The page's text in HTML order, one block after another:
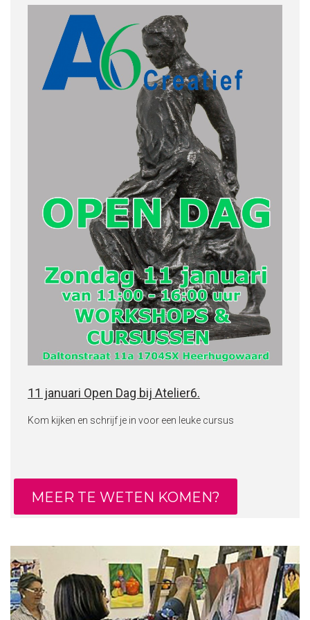
11 januari Open Dag bij Atelier6.
Kom kijken en schrijf je in voor een leuke cursus
MEER TE WETEN KOMEN?